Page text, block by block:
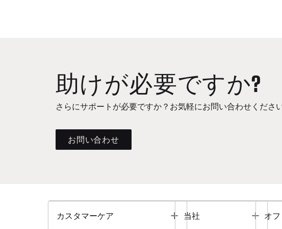
助けが必要ですか?
さらにサポートが必要ですか？お気軽にお問い合わせください
お問い合わせ
カスタマーケア Toggle
当社 オ